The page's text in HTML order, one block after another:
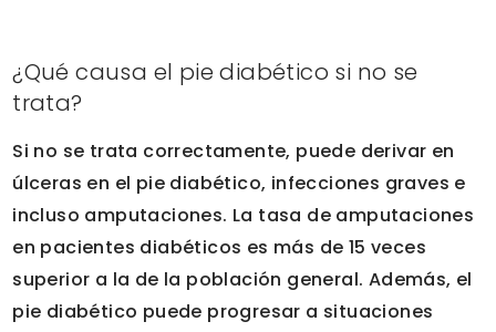
¿Qué causa el pie diabético si no se
trata?
Si no se trata correctamente, puede derivar en
úlceras en el pie diabético, infecciones graves e
incluso amputaciones. La tasa de amputaciones
en pacientes diabéticos es más de 15 veces
superior a la de la población general. Además, el
pie diabético puede progresar a situaciones